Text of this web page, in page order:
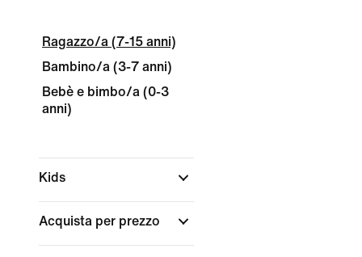
Ragazzo/a (7-15 anni)
Bambino/a (3-7 anni)
Bebè e bimbo/a (0-3
anni)
Kids
Acquista per prezzo